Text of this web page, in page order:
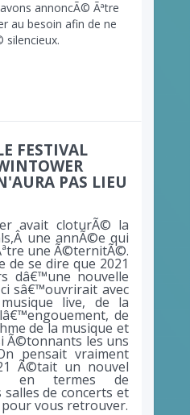
annoncÃ© Ãªtre
au besoin afin de ne
FESTIVAL
PAS LIEU
avait cloturÃ© la
une annÃ©e qui
une Ã©ternitÃ©.
de se dire que 2021
dâ€™une nouvelle
sâ€™ouvrirait avec
live, de la
de
de la musique et
Ã©tonnants les uns
pensait vraiment
Ã©tait un nouvel
en termes de
de concerts et
vous retrouver.